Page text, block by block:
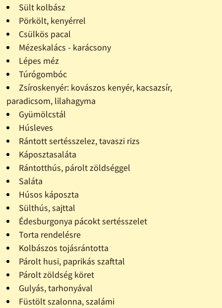
Sült kolbász
Pörkölt, kenyérrel
Csülkös pacal
Mézeskalács - karácsony
Lépes méz
Túrógombóc
Zsíroskenyér: kovászos kenyér, kacsazsír,
paradicsom, lilahagyma
Gyümölcstál
Húsleves
Rántott sertésszelez, tavaszi rizs
Káposztasaláta
Rántotthús, párolt zöldséggel
Saláta
Húsos káposzta
Sülthús, sajttal
Édesburgonya pácokt sertésszelet
Torta rendelésre
Kolbászos tojásrántotta
Párolt husi, paprikás szafttal
Párolt zöldség köret
Gulyás, tarhonyával
Füstölt szalonna, szalámi